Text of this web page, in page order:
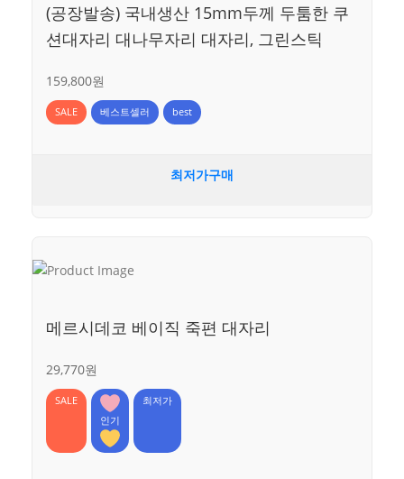
(공장발송) 국내생산 15mm두께 두툼한 쿠
션대자리 대나무자리 대자리, 그린스틱
159,800원
SALE 베스트셀러 best
최저가구매
메르시데코 베이직 죽편 대자리
29,770원
SALE
인기
최저가